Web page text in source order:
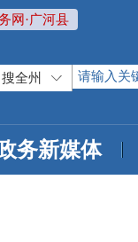
网·广河县
搜全州
务新媒体